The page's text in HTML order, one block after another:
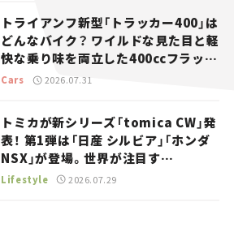
トライアンフ新型「トラッカー400」は
どんなバイク？ ワイルドな見た目と軽
快な乗り味を両立した400ccフラット
トラッカー【試乗レビュー】
Cars 2026.07.31
トミカが新シリーズ「tomica CW」発
表！ 第1弾は「日産 シルビア」「ホンダ
NSX」が登場。世界が注目す
る“JDM”に焦点【クルマとホビー】
Lifestyle 2026.07.29